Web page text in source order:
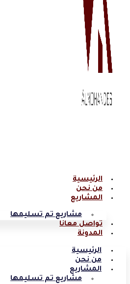
الرئيسية
من نحن
المشاريع
مشاريع تم تسليمها
تواصل معانا
المدونة
الرئيسية
من نحن
المشاريع
مشاريع تم تسليمها